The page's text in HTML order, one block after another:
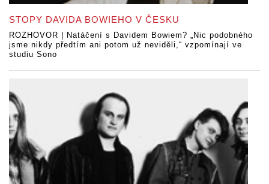
STOPY DAVIDA BOWIEHO V ČESKU
ROZHOVOR | Natáčení s Davidem Bowiem? „Nic podobného
jsme nikdy předtím ani potom už neviděli,“ vzpomínají ve
studiu Sono